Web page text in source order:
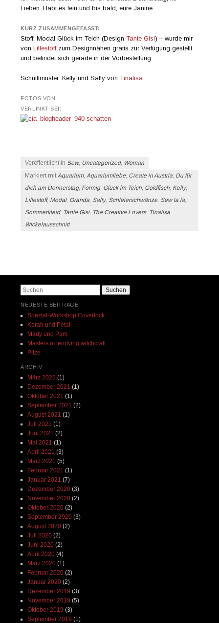
Lieben. Habt es fein und bis bald, eure Janine.
KURZ ZUSAMMENGEFASST:
Stoff: Modal Glück im Teich (DesignTante Gisi) – wurde mir
vonLillestoffzum Designnähen gratis zur Verfügung gestellt
und befindet sich gerade in der Vorbestellung.
Schnittmuster: Kelly und Sally vonTinalisa
FOTOS VON:
VERLINKT BEI:
Veröffentlicht in Sew, Uncategorized, Woman
Markiert mitAquarium,Aquariumliebe, Create in Austria, Du für
dich am Donnerstag, Formig, Glück im Teich, Goldfisch, Kelly,
Lillestoff, Modal, Oranda, Sally, Schleierschwänze, Sew la la,
Sommerkleid, Tante Gisi, The Creative Lovers, Tinalisa,
Wickelausschnitt
Suchen
NEUESTE BEITRÄGE
Spezial-Workshop Coverlock
Kerah und Petali
Mady und Pam
Masters of terrifying witchcraft
Pilze
ARCHIV
März 2023 (1)
Dezember 2021 (1)
Oktober 2021 (1)
September 2021 (2)
August 2021 (1)
Juli 2021 (1)
Juni 2021 (2)
Mai 2021 (1)
April 2021 (3)
März 2021 (5)
Februar 2021 (1)
Januar 2021 (7)
Dezember 2020(3)
November 2020(2)
Oktober 2020(2)
September 2020(3)
August 2020(2)
Juli 2020(2)
Juni 2020(2)
April 2020(4)
März 2020(1)
Februar 2020(2)
Januar 2020(2)
Dezember 2019 (3)
November 2019 (5)
Oktober 2019 (3)
September 2019 (1)